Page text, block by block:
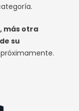
más otra
su